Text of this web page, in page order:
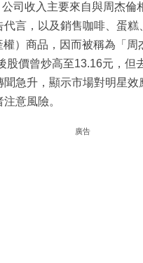
司收入主要來自與周杰倫
代言，以及銷售咖啡、蛋糕
）商品，因而被稱為「周
股價曾炒高至13.16元，但
聞急升，顯示市場對明星效
意風險。
廣告